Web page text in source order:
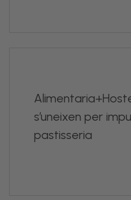
s’uneixen per
pastisseria